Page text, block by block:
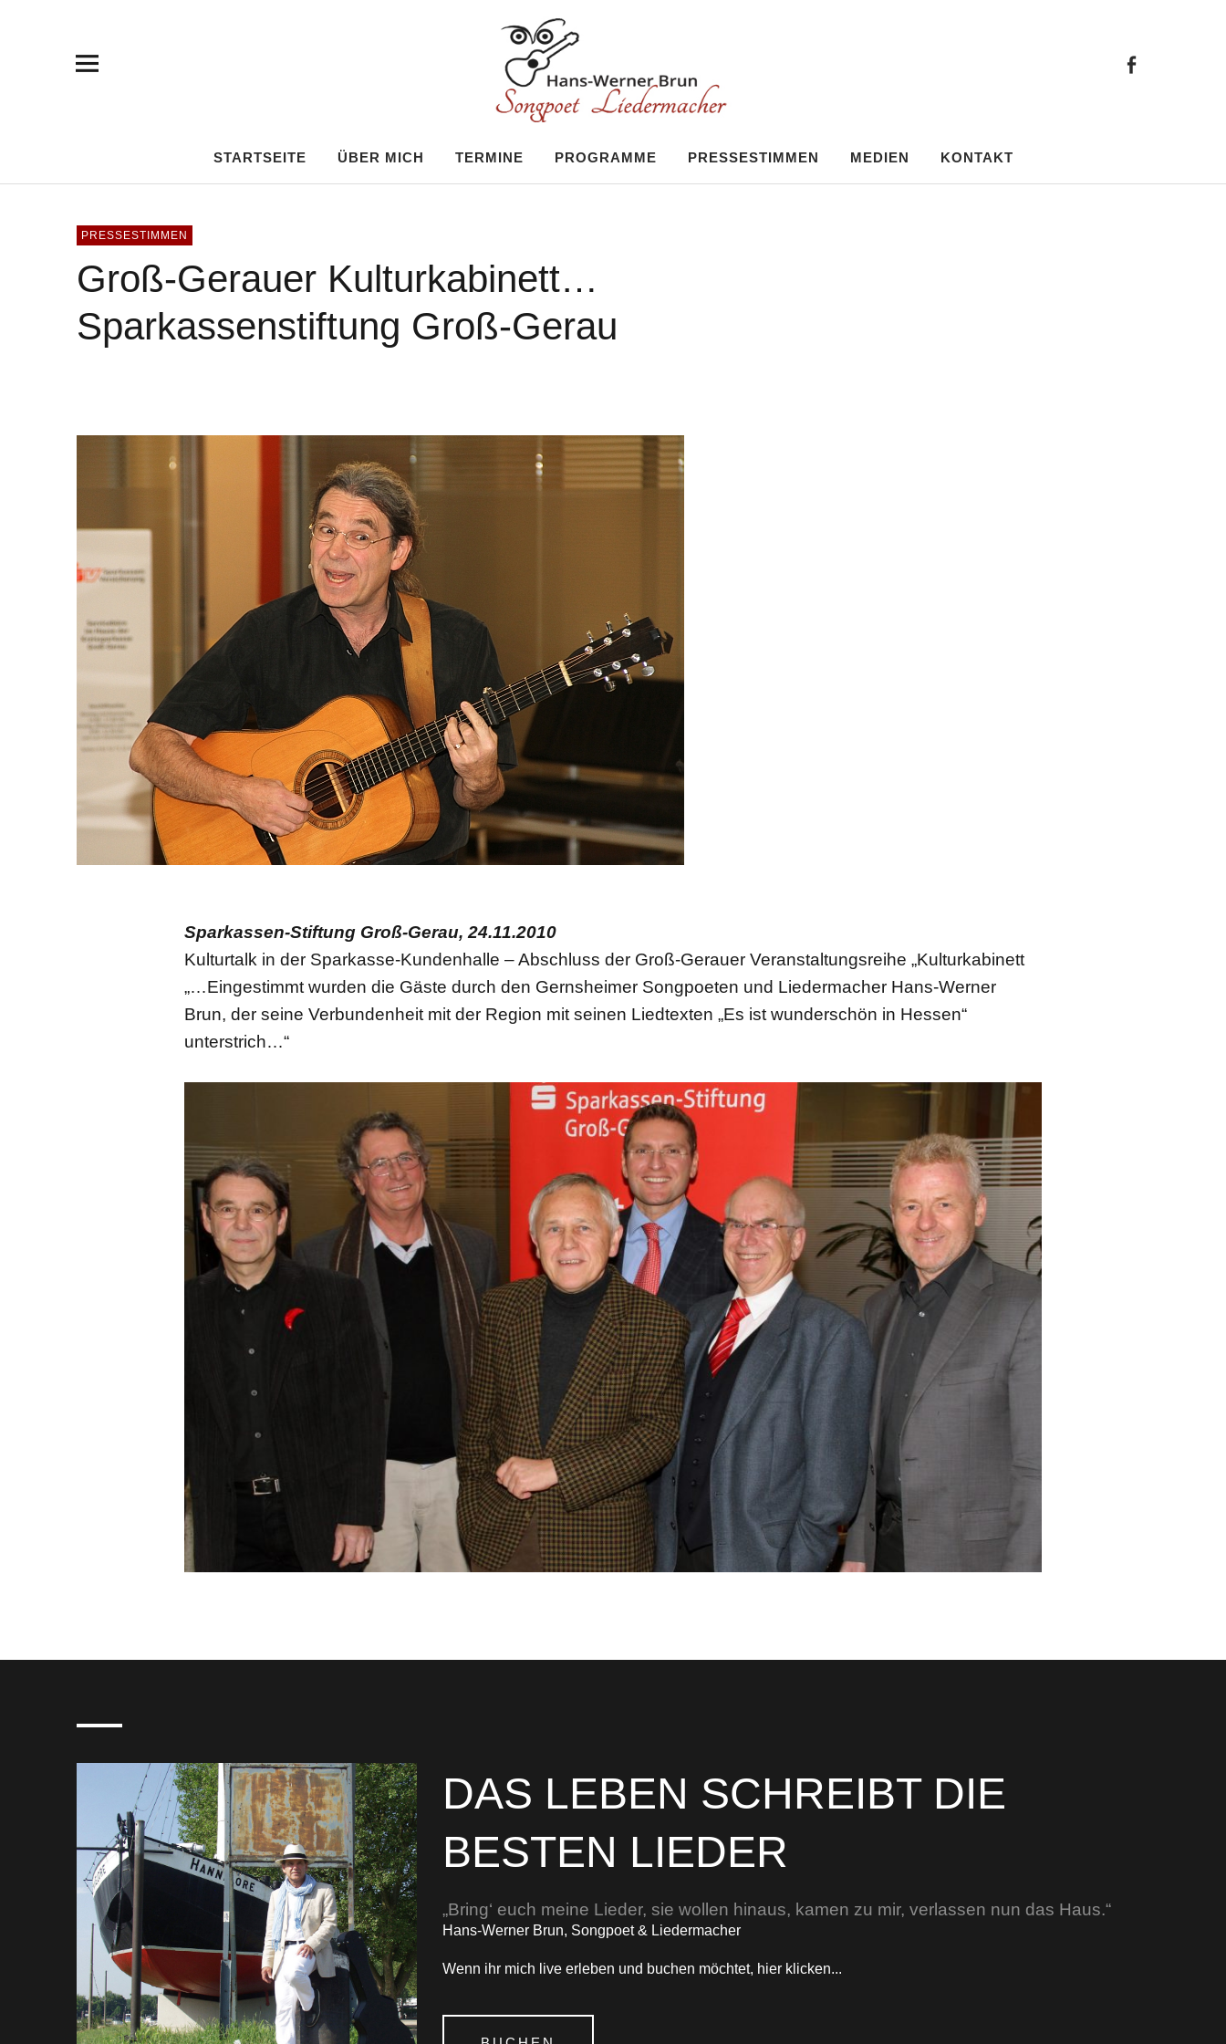
Hans-Werner Brun
STARTSEITE ÜBER MICH TERMINE PROGRAMME PRESSESTIMMEN MEDIEN KONTAKT
PRESSESTIMMEN
Groß-Gerauer Kulturkabinett…
Sparkassenstiftung Groß-Gerau
Sparkassen-Stiftung Groß-Gerau, 24.11.2010
Kulturtalk in der Sparkasse-Kundenhalle – Abschluss der Groß-Gerauer Veranstaltungsreihe „Kulturkabinett
„…Eingestimmt wurden die Gäste durch den Gernsheimer Songpoeten und Liedermacher Hans-Werner
Brun, der seine Verbundenheit mit der Region mit seinen Liedtexten „Es ist wunderschön in Hessen“
unterstrich…“
DAS LEBEN SCHREIBT DIE
BESTEN LIEDER
„Bring‘ euch meine Lieder, sie wollen hinaus, kamen zu mir, verlassen nun das Haus.“
Hans-Werner Brun, Songpoet & Liedermacher
Wenn ihr mich live erleben und buchen möchtet, hier klicken...